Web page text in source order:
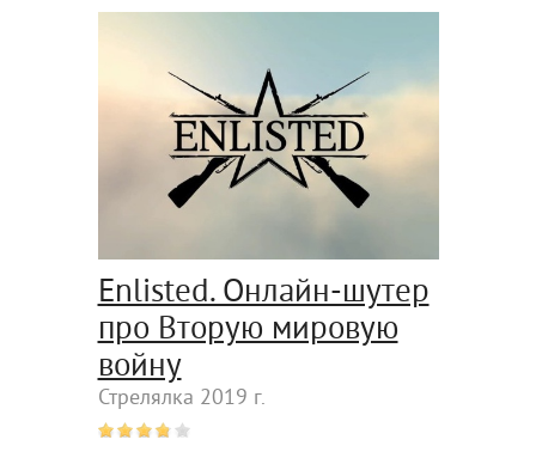
Enlisted. Онлайн-шутер
про Вторую мировую
войну
Стрелялка 2019 г.